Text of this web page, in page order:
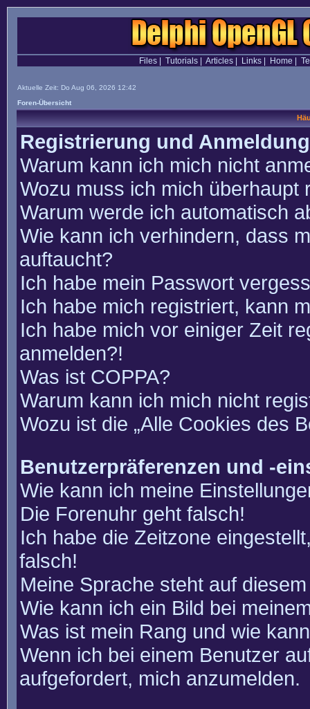
Files| Tutorials| Articles| Links| Home
Aktuelle Zeit: Do Aug 06, 2026 12:42
Foren-Übersicht
Registrierung und Anmeldung
Warum kann ich mich nicht
Wozu muss ich mich überhaupt
Warum werde ich automatisch
Wie kann ich verhindern, dass
auftaucht?
Ich habe mein Passwort
Ich habe mich registriert, kann
Ich habe mich vor einiger Zeit
anmelden?!
Was ist COPPA?
Warum kann ich mich nicht
Wozu ist die „Alle Cookies des
Benutzerpräferenzen und -
Wie kann ich meine
Die Forenuhr geht falsch!
Ich habe die Zeitzone
falsch!
Meine Sprache steht auf
Wie kann ich ein Bild bei
Was ist mein Rang und wie
Wenn ich bei einem Benutzer
aufgefordert, mich anzumelden.